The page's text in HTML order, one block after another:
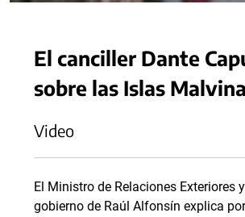
El canciller Dante
sobre las Islas
Video
El Ministro de Relaciones Exteriores
gobierno de Raúl Alfonsín explica